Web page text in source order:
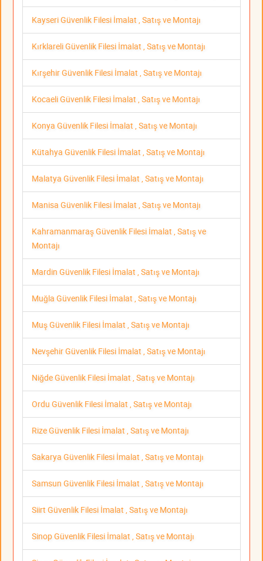
Kayseri Güvenlik Filesi İmalat , Satış ve Montajı
Kırklareli Güvenlik Filesi İmalat , Satış ve Montajı
Kırşehir Güvenlik Filesi İmalat , Satış ve Montajı
Kocaeli Güvenlik Filesi İmalat , Satış ve Montajı
Konya Güvenlik Filesi İmalat , Satış ve Montajı
Kütahya Güvenlik Filesi İmalat , Satış ve Montajı
Malatya Güvenlik Filesi İmalat , Satış ve Montajı
Manisa Güvenlik Filesi İmalat , Satış ve Montajı
Kahramanmaraş Güvenlik Filesi İmalat , Satış ve
Montajı
Mardin Güvenlik Filesi İmalat , Satış ve Montajı
Muğla Güvenlik Filesi İmalat , Satış ve Montajı
Muş Güvenlik Filesi İmalat , Satış ve Montajı
Nevşehir Güvenlik Filesi İmalat , Satış ve Montajı
Niğde Güvenlik Filesi İmalat , Satış ve Montajı
Ordu Güvenlik Filesi İmalat , Satış ve Montajı
Rize Güvenlik Filesi İmalat , Satış ve Montajı
Sakarya Güvenlik Filesi İmalat , Satış ve Montajı
Samsun Güvenlik Filesi İmalat , Satış ve Montajı
Siirt Güvenlik Filesi İmalat , Satış ve Montajı
Sinop Güvenlik Filesi İmalat , Satış ve Montajı